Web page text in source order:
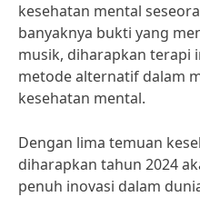
kesehatan mental
banyaknya bukti yang
musik, diharapkan terapi
metode alternatif dalam
kesehatan mental.
Dengan lima temuan
diharapkan tahun 2024
penuh inovasi dalam